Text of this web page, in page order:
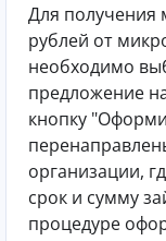
Для получения
рублей от
необходимо
предложение
кнопку
организации,
срок и сумму
процедуре